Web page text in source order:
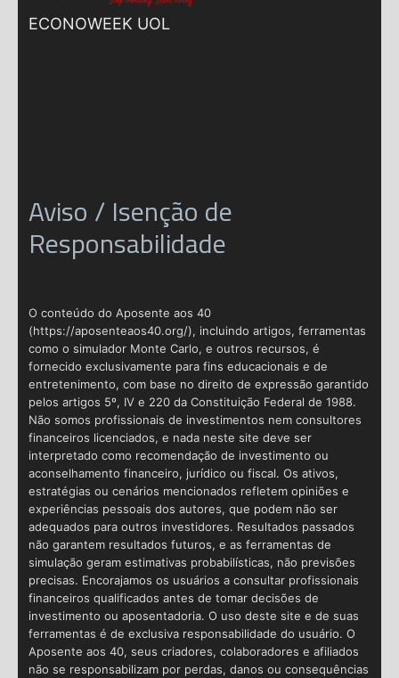
ECONOWEEK UOL
Aviso / Isenção de
Responsabilidade
O conteúdo do Aposente aos 40
(https://aposenteaos40.org/), incluindo artigos, ferramentas
como o simulador Monte Carlo, e outros recursos, é
fornecido exclusivamente para fins educacionais e de
entretenimento, com base no direito de expressão garantido
pelos artigos 5º, IV e 220 da Constituição Federal de 1988.
Não somos profissionais de investimentos nem consultores
financeiros licenciados, e nada neste site deve ser
interpretado como recomendação de investimento ou
aconselhamento financeiro, jurídico ou fiscal. Os ativos,
estratégias ou cenários mencionados refletem opiniões e
experiências pessoais dos autores, que podem não ser
adequados para outros investidores. Resultados passados
não garantem resultados futuros, e as ferramentas de
simulação geram estimativas probabilísticas, não previsões
precisas. Encorajamos os usuários a consultar profissionais
financeiros qualificados antes de tomar decisões de
investimento ou aposentadoria. O uso deste site e de suas
ferramentas é de exclusiva responsabilidade do usuário. O
Aposente aos 40, seus criadores, colaboradores e afiliados
não se responsabilizam por perdas, danos ou consequências